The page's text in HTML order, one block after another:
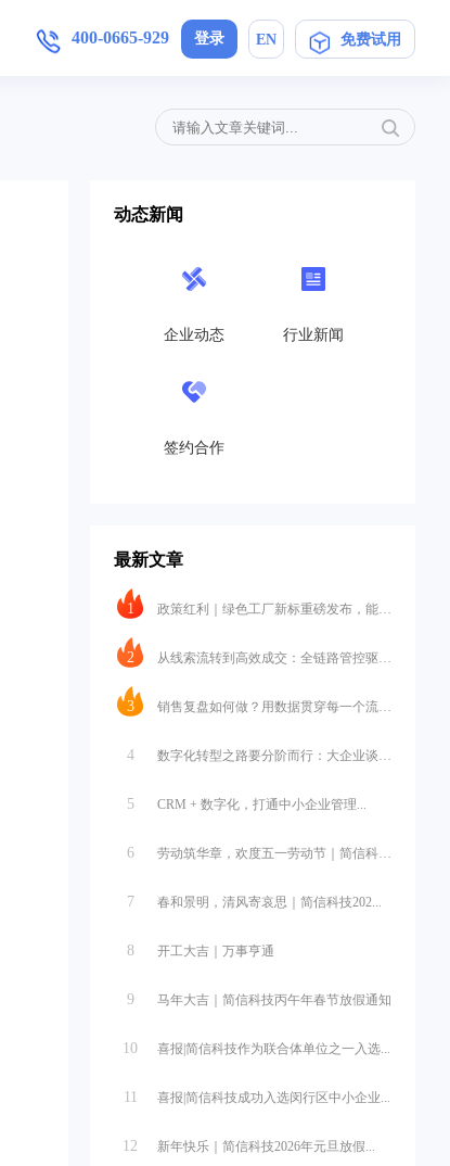
增值服务
开源CRM
旗舰企业版
SaaS在线版
帮助中心
在信息时代，开展优质护理服务，信
展的契机,活动策划公司就得在...
教育培训行业如雨后春笋般涌现，这
产品手册
加入我们
400-0665-929 登录 EN 免费试用
动态新闻
企业动态 行业新闻
签约合作
最新文章
1 政策红利｜绿色工厂新标重磅发布，能碳...
2 从线索流转到高效成交：全链路管控驱动...
3 销售复盘如何做？用数据贯穿每一个流程...
4 数字化转型之路要分阶而行：大企业谈战...
5 CRM + 数字化，打通中小企业管理...
6 劳动筑华章，欢度五一劳动节｜简信科技...
7 春和景明，清风寄哀思｜简信科技202...
8 开工大吉｜万事亨通
9 马年大吉｜简信科技丙午年春节放假通知
10 喜报|简信科技作为联合体单位之一入选...
11 喜报|简信科技成功入选闵行区中小企业...
12 新年快乐｜简信科技2026年元旦放假...